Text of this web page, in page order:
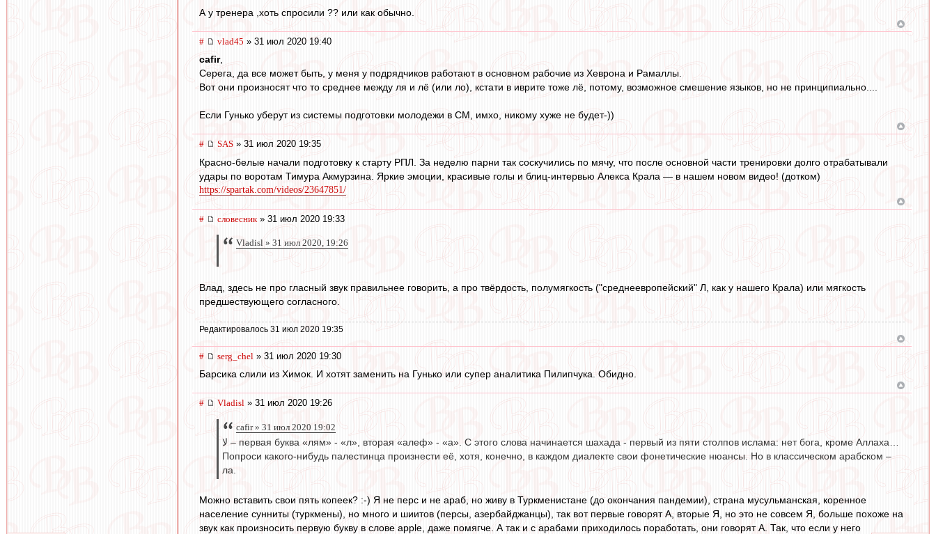
А у тренера ,хоть спросили ?? или как обычно.
# vlad45 » 31 июл 2020 19:40
cafir,
Серега, да все может быть, у меня у подрядчиков работают в основном рабочие из Хеврона и Рамаллы.
Вот они произносят что то среднее между ля и лё (или ло), кстати в иврите тоже лё, потому, возможное смешение языков, но не принципиально....
Если Гунько уберут из системы подготовки молодежи в СМ, имхо, никому хуже не будет-))
# SAS » 31 июл 2020 19:35
Красно-белые начали подготовку к старту РПЛ. За неделю парни так соскучились по мячу, что после основной части тренировки долго отрабатывали
удары по воротам Тимура Акмурзина. Яркие эмоции, красивые голы и блиц-интервью Алекса Крала — в нашем новом видео! (дотком)
https://spartak.com/videos/23647851/
# словесник » 31 июл 2020 19:33
Vladisl » 31 июл 2020, 19:26
Влад, здесь не про гласный звук правильнее говорить, а про твёрдость, полумягкость ("среднеевропейский" Л, как у нашего Крала) или мягкость
предшествующего согласного.
Редактировалось 31 июл 2020 19:35
# serg_chel » 31 июл 2020 19:30
Барсика слили из Химок. И хотят заменить на Гунько или супер аналитика Пилипчука. Обидно.
# Vladisl » 31 июл 2020 19:26
cafir » 31 июл 2020 19:02
لا – первая буква «лям» - «л», вторая «алеф» - «а». С этого слова начинается шахада - первый из пяти столпов ислама: нет бога, кроме Аллаха…
Попроси какого-нибудь палестинца произнести её, хотя, конечно, в каждом диалекте свои фонетические нюансы. Но в классическом арабском –
ла.
Можно вставить свои пять копеек? :-) Я не перс и не араб, но живу в Туркменистане (до окончания пандемии), страна мусульманская, коренное
население сунниты (туркмены), но много и шиитов (персы, азербайджанцы), так вот первые говорят А, вторые Я, но это не совсем Я, больше похоже на
звук как произносить первую букву в слове apple, даже помягче. А так и с арабами приходилось поработать, они говорят А. Так, что если у него